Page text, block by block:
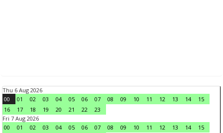
Thu 6 Aug 2026
00
01 02 03 04 05 06 07 08 09 10 11 12 13 14
15
16
17 18 19 20 21 22
23
Fri 7 Aug 2026
00
01 02 03 04 05 06 07 08 09 10 11 12 13 14
15